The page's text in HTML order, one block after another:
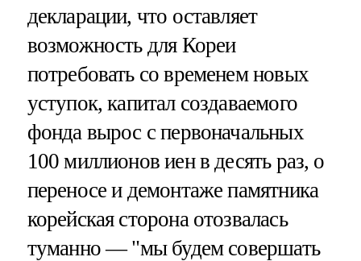
декларации, что оставляет
возможность для Кореи
потребовать со временем новых
уступок, капитал создаваемого
фонда вырос с первоначальных
100 миллионов иен в десять раз, о
переносе и демонтаже памятника
корейская сторона отозвалась
туманно — "мы будем совершать